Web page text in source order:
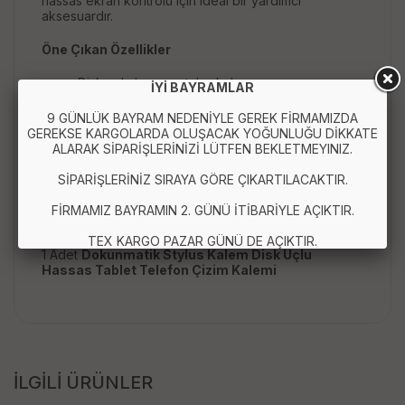
aksesuardır.
Öne Çıkan Özellikler
Disk uçlu hassas stylus kalem
Dokunmatik ekranlar için universal tasarım
Çizim, not alma ve tasarım için ideal
Ergonomik ve hafif gövde yapısı
Stabil ve hassas dokunmatik kontrol
Paket İçeriği :
1 Adet Dokunmatik Stylus Kalem Disk Uçlu
Hassas Tablet Telefon Çizim Kalemi
İLGİLİ ÜRÜNLER
İYİ BAYRAMLAR
9 GÜNLÜK BAYRAM NEDENİYLE GEREK FİRMAMIZDA
GEREKSE KARGOLARDA OLUŞACAK YOĞUNLUĞU DİKKATE
ALARAK SİPARİŞLERİNİZİ LÜTFEN BEKLETMEYINIZ.
SİPARİŞLERİNİZ SIRAYA GÖRE ÇIKARTILACAKTIR.
FİRMAMIZ BAYRAMIN 2. GÜNÜ İTİBARİYLE AÇIKTIR.
TEX KARGO PAZAR GÜNÜ DE AÇIKTIR.